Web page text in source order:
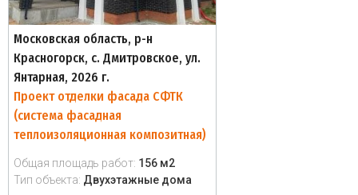
Московская область, р-н
Красногорск, с. Дмитровское, ул.
Янтарная, 2026 г.
Проект отделки фасада СФТК
(система фасадная
теплоизоляционная композитная)
Общая площадь работ: 156 м2
Тип объекта: Двухэтажные дома